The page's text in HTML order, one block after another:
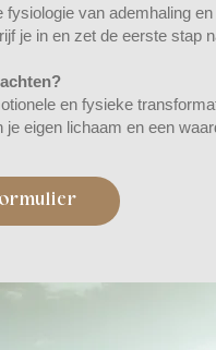
fysiologie van ademhaling
je in en zet de eerste stap
en fysieke
je eigen lichaam en een